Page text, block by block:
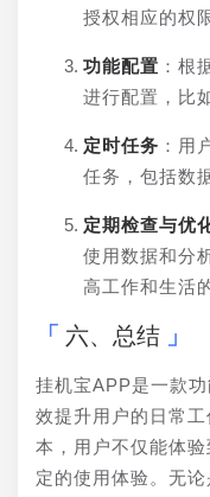
授权相应的权
功能配置 ：根
进行配置，比
定时任务 ：用
任务，包括数
定期检查与优
使用数据和分
高工作和生活
六、总结
挂机宝APP是一款
效提升用户的日常
本，用户不仅能体
定的使用体验。无